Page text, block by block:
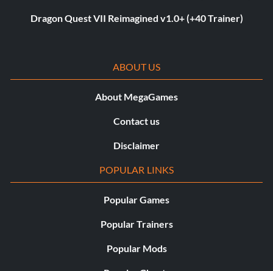
Dragon Quest VII Reimagined v1.0+ (+40 Trainer)
ABOUT US
About MegaGames
Contact us
Disclaimer
POPULAR LINKS
Popular Games
Popular Trainers
Popular Mods